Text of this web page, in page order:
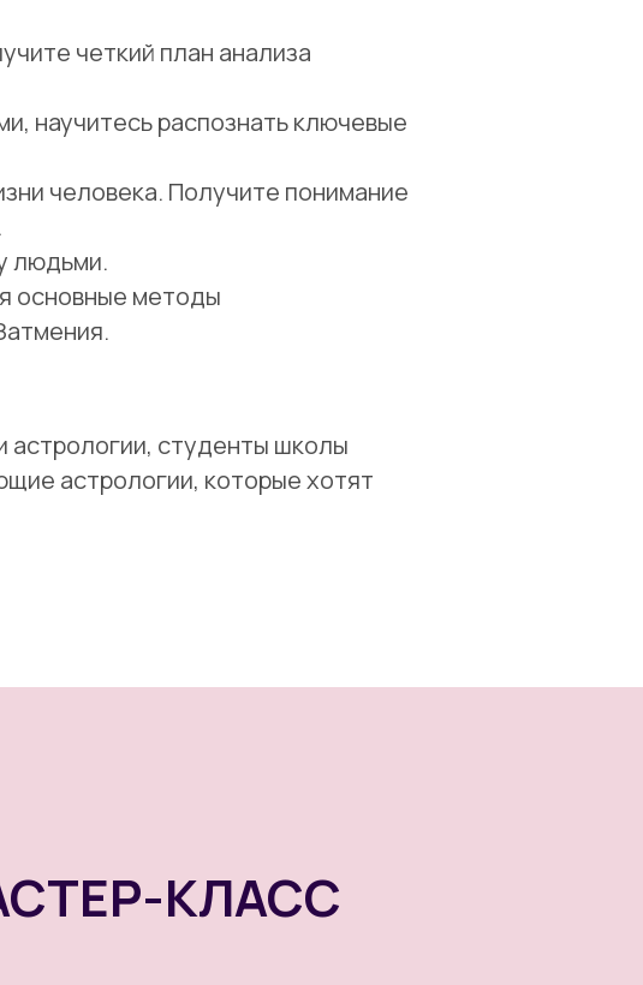
четкий план анализа
научитесь распознать ключевые
человека. Получите понимание
людьми.
основные методы
астрологии, студенты школы
астрологии, которые хотят
КЛАСС